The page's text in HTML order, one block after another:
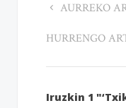
AURREKO
HURRENGO
Iruzkin 1